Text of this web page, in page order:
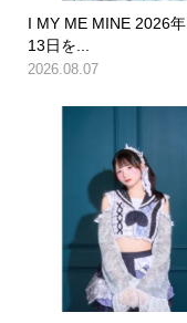
I MY ME MINE 2026年
13日を...
2026.08.07